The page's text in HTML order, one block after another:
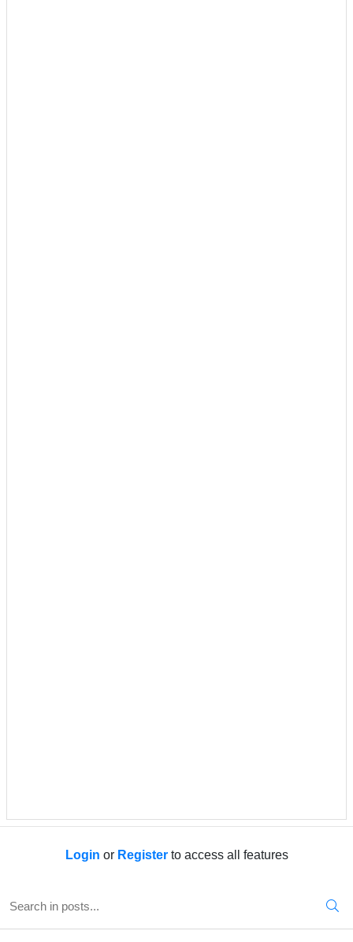
Login or Register to access all features